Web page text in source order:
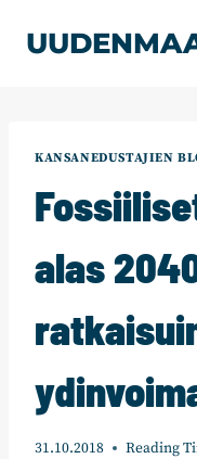
sisältöön
KANSANEDUSTAJIEN
alas
31.10.2018 Reading